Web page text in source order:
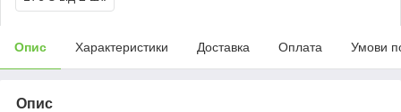
Опис Характеристики Доставка Оплата Умови
Опис